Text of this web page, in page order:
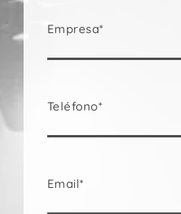
Empresa*
Teléfono*
Email*